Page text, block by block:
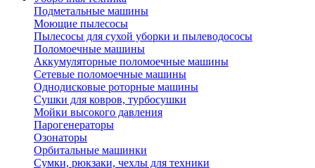
Подметальные машины
Моющие пылесосы
Пылесосы для сухой уборки и пылеводососы
Поломоечные машины
Аккумуляторные поломоечные машины
Сетевые поломоечные машины
Однодисковые роторные машины
Сушки для ковров, турбосушки
Мойки высокого давления
Парогенераторы
Озонаторы
Орбитальные машинки
Сумки, рюкзаки, чехлы для техники